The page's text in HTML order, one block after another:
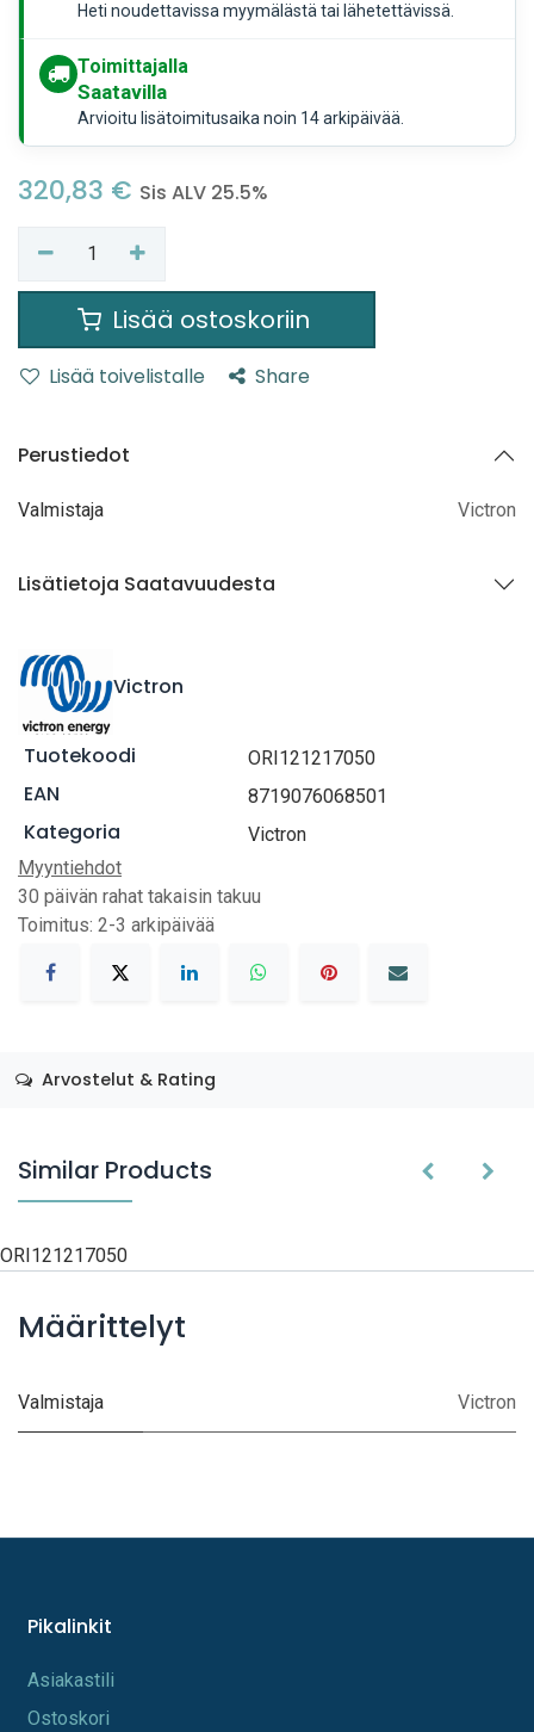
Heti noudettavissa myymälästä tai lähetettävissä.
Toimittajalla
Saatavilla
Arvioitu lisätoimitusaika noin 14 arkipäivää.
320,83 € Sis ALV 25.5%
Lisää ostoskoriin
Lisää toivelistalle Share
Perustiedot
Valmistaja Victron
Lisätietoja Saatavuudesta
Victron
Tuotekoodi ORI121217050
EAN 8719076068501
Kategoria
Victron
Myyntiehdot
30 päivän rahat takaisin takuu
Toimitus: 2-3 arkipäivää
Arvostelut & Rating
Similar Products
ORI121217050
Määrittelyt
Valmistaja Victron
Pikalinkit
A​s​iakastili
Os​toskori